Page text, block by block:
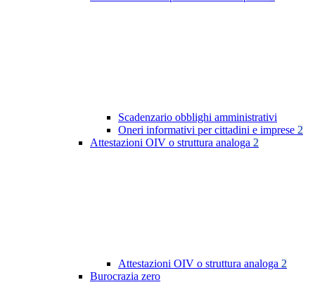
Scadenzario obblighi amministrativi
Oneri informativi per cittadini e imprese 2
Attestazioni OIV o struttura analoga 2
Attestazioni OIV o struttura analoga 2
Burocrazia zero